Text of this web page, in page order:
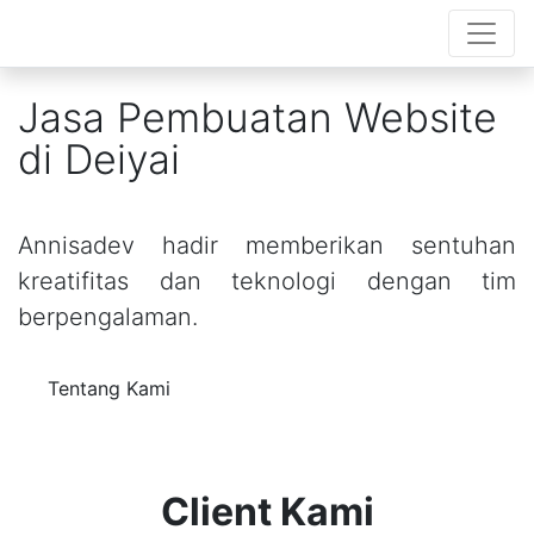
Jasa Pembuatan Website
di Deiyai
Annisadev hadir memberikan sentuhan
kreatifitas dan teknologi dengan tim
berpengalaman.
Tentang Kami
Client Kami